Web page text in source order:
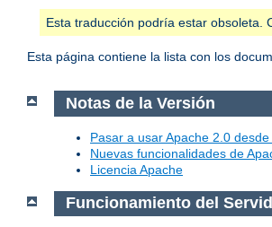
Esta traducción podría estar obsoleta.
Esta página contiene la lista con los
Notas de la Versión
Pasar a usar Apache 2.0
Nuevas funcionalidades de
Licencia Apache
Funcionamiento del